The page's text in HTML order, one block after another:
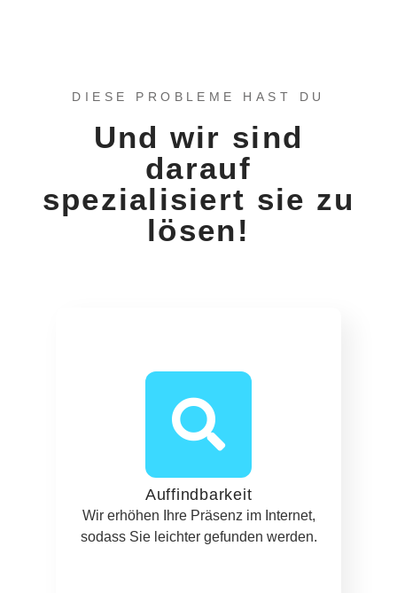
DIESE PROBLEME HAST DU
Und wir sind
darauf
spezialisiert sie zu
lösen!
Auffindbarkeit
Wir erhöhen Ihre Präsenz im Internet,
sodass Sie leichter gefunden werden.